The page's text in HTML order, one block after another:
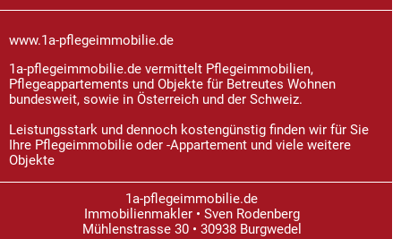
www.1a-pflegeimmobilie.de
1a-pflegeimmobilie.de vermittelt Pflegeimmobilien,
Pflegeappartements und Objekte für Betreutes Wohnen
bundesweit, sowie in Österreich und der Schweiz.
Leistungsstark und dennoch kostengünstig finden wir für Sie
Ihre Pflegeimmobilie oder -Appartement und viele weitere
Objekte
1a-pflegeimmobilie.de
Immobilienmakler • Sven Rodenberg
Mühlenstrasse 30 • 30938 Burgwedel